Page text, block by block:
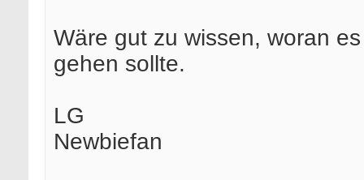
Wäre gut zu wissen, woran
gehen sollte.
LG
Newbiefan